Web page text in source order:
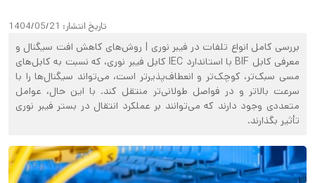
تاریخ انتشار: 1404/05/21
بررسی کامل انواع تلفات در فیبر نوری | روش‌های کاهش افت سیگنال و
معرفی کابل BIF با استاندارد IEC کابل فیبر نوری، که نسبت به کابل‌های
مسی سبک‌تر، کوچک‌تر و انعطاف‌پذیرتر است، می‌تواند سیگنال‌ها را با
سرعت بالاتر و در فواصل طولانی‌تر منتقل کند. با این حال، عوامل
متعددی وجود دارند که می‌توانند بر عملکرد انتقال در بستر فیبر نوری
تأثیر بگذارند.